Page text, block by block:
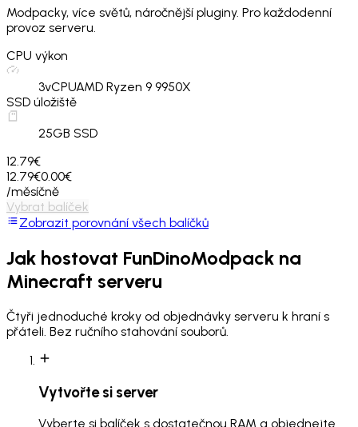
Modpacky, více světů, náročnější pluginy. Pro každodenní
provoz serveru.
CPU výkon
3vCPUAMD Ryzen 9 9950X
SSD úložiště
25GB SSD
12.79€
12.79€0.00€
/měsíčně
Vybrat balíček
Zobrazit porovnání všech balíčků
Jak hostovat FunDinoModpack na
Minecraft serveru
Čtyři jednoduché kroky od objednávky serveru k hraní s
přáteli. Bez ručního stahování souborů.
Vytvořte si server
Vyberte si balíček s dostatečnou RAM a objednejte